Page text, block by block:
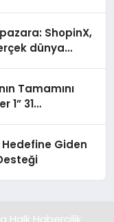
ShopinX,
dünya
Tamamını
1” 31
Hedefine Giden
Halk Habercilik